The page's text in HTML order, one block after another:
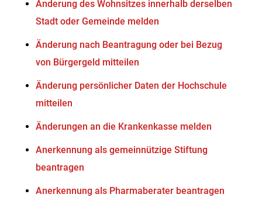
Änderung des Wohnsitzes innerhalb derselben
Stadt oder Gemeinde melden
Änderung nach Beantragung oder bei Bezug
von Bürgergeld mitteilen
Änderung persönlicher Daten der Hochschule
mitteilen
Änderungen an die Krankenkasse melden
Anerkennung als gemeinnützige Stiftung
beantragen
Anerkennung als Pharmaberater beantragen